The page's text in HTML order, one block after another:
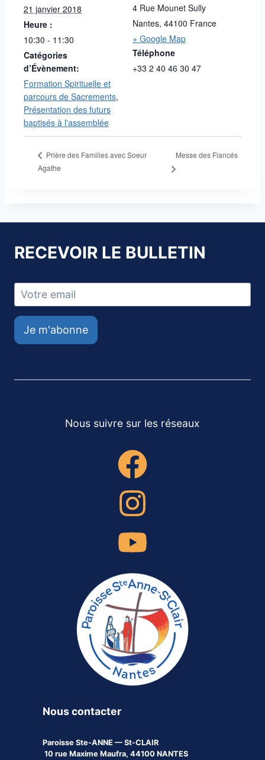
21 janvier 2018
Heure :
10:30 - 11:30
Catégories
d’Évènement:
Formation Spirituelle et
parcours de Sacrements,
Présentation des futurs
baptisés à l'assemblée
4 Rue Mounet Sully
Nantes, 44100 France
+ Google Map
Téléphone
+33 2 40 46 30 47
Prière des Familles avec Soeur
Agathe
Messe des Fiancés
RECEVOIR LE BULLETIN
Je m'abonne
Nous suivre sur les réseaux
Nous contacter
Paroisse Ste-ANNE — St-CLAIR
10 rue Maxime Maufra, 44100 NANTES